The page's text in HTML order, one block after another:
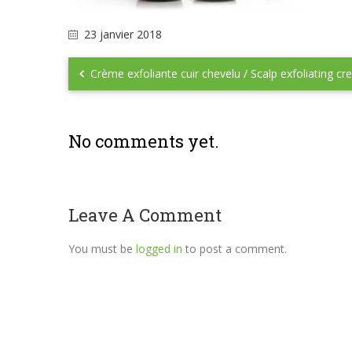
23 janvier 2018
Crème exfoliante cuir chevelu / Scalp exfoliating
No comments yet.
Leave A Comment
You must be logged in to post a comment.